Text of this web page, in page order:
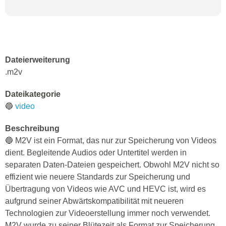
Dateierweiterung
.m2v
Dateikategorie
🔵 video
Beschreibung
🔵 M2V ist ein Format, das nur zur Speicherung von Videos
dient. Begleitende Audios oder Untertitel werden in
separaten Daten-Dateien gespeichert. Obwohl M2V nicht so
effizient wie neuere Standards zur Speicherung und
Übertragung von Videos wie AVC und HEVC ist, wird es
aufgrund seiner Abwärtskompatibilität mit neueren
Technologien zur Videoerstellung immer noch verwendet.